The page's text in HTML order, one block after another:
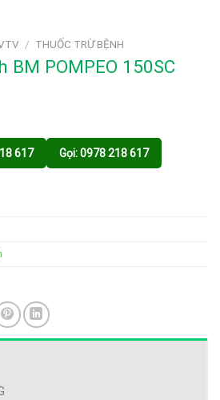
/ THUỐC TRỪ BỆNH
BM POMPEO 150SC
617 Gọi: 0978 218 617